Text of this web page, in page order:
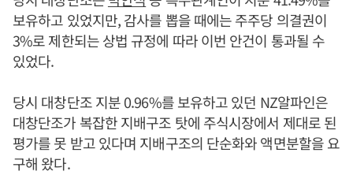
보유하고 있었지만, 감사를 뽑을 때에는 주주당 의결권이
3%로 제한되는 상법 규정에 따라 이번 안건이 통과될 수
있었다.
당시 대창단조 지분 0.96%를 보유하고 있던 NZ알파인은
대창단조가 복잡한 지배구조 탓에 주식시장에서 제대로 된
평가를 못 받고 있다며 지배구조의 단순화와 액면분할을 요
구해 왔다.